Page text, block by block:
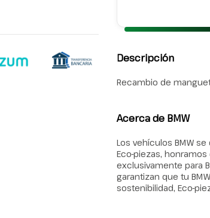
Descripción
Recambio de
Acerca de BMW
Los vehículos BMW
Eco-piezas,
exclusivamente para
garantizan que tu
sostenibilidad, Eco-